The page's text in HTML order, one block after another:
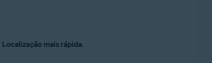
Localização mais rápida.